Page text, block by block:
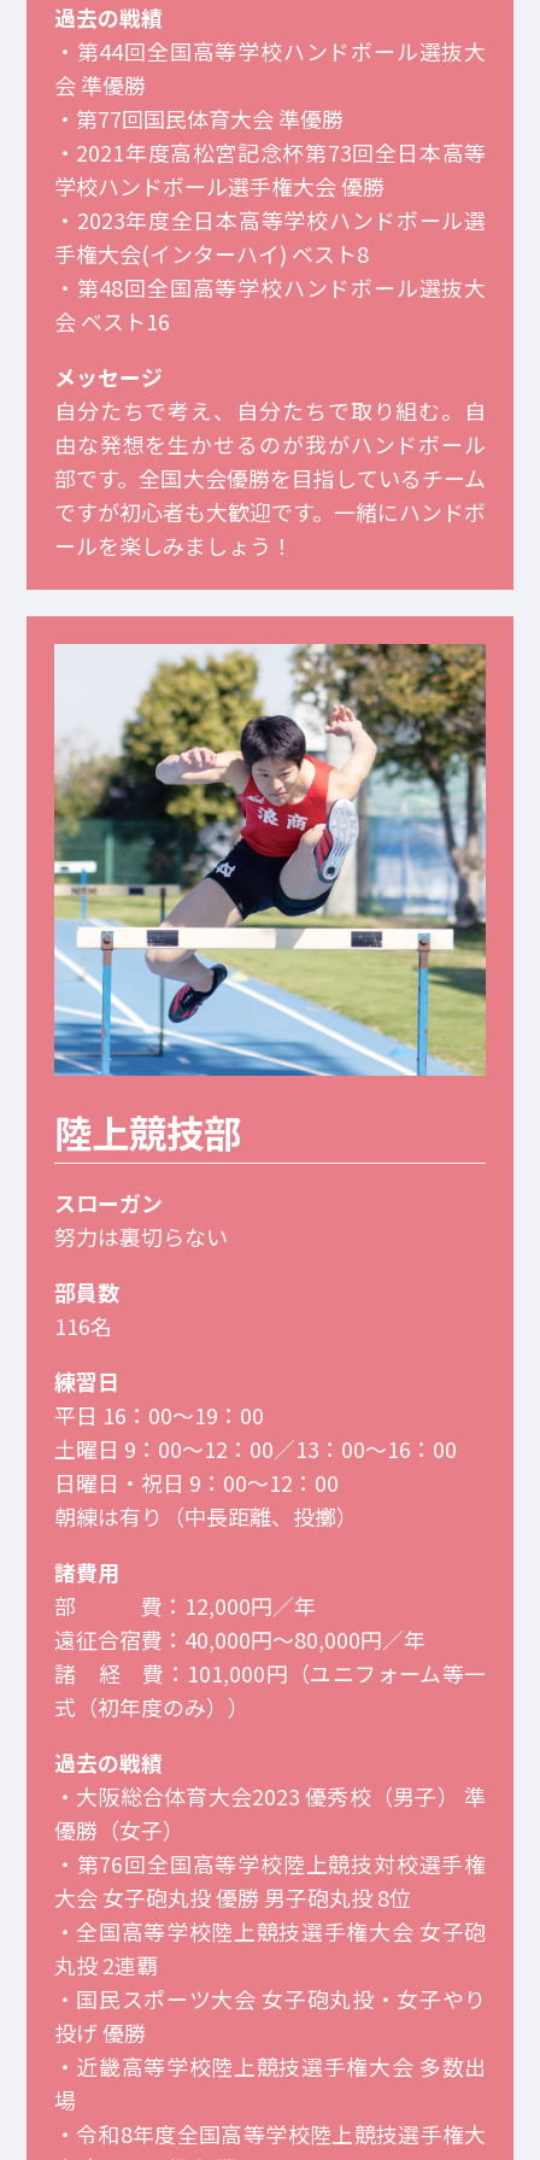
過去の戦績
・第44回全国高等学校ハンドボール選抜大
会 準優勝
・第77回国民体育大会 準優勝
・2021年度高松宮記念杯第73回全日本高等
学校ハンドボール選手権大会 優勝
・2023年度全日本高等学校ハンドボール選
手権大会(インターハイ) ベスト8
・第48回全国高等学校ハンドボール選抜大
会 ベスト16
メッセージ
自分たちで考え、自分たちで取り組む。自
由な発想を生かせるのが我がハンドボール
部です。全国大会優勝を目指しているチーム
ですが初心者も大歓迎です。一緒にハンドボ
ールを楽しみましょう！
陸上競技部
スローガン
努力は裏切らない
部員数
116名
練習日
平日 16：00～19：00
土曜日 9：00～12：00／13：00～16：00
日曜日・祝日 9：00～12：00
朝練は有り（中長距離、投擲）
諸費用
部 費：12,000円／年
遠征合宿費：40,000円～80,000円／年
諸 経 費：101,000円（ユニフォーム等一
式（初年度のみ））
過去の戦績
・大阪総合体育大会2023 優秀校（男子） 準
優勝（女子）
・第76回全国高等学校陸上競技対校選手権
大会 女子砲丸投 優勝 男子砲丸投 8位
・全国高等学校陸上競技選手権大会 女子砲
丸投 2連覇
・国民スポーツ大会 女子砲丸投・女子やり
投げ 優勝
・近畿高等学校陸上競技選手権大会 多数出
場
・令和8年度全国高等学校陸上競技選手権大